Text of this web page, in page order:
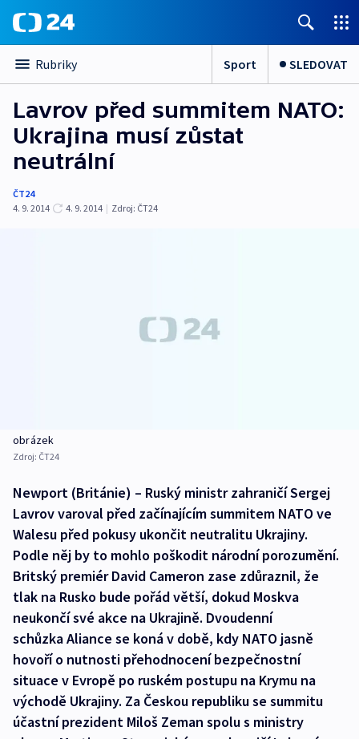
Rubriky Sport SLEDOVAT
Lavrov před summitem NATO:
Ukrajina musí zůstat
neutrální
ČT24
4. 9. 2014
4. 9. 2014 | Zdroj: ČT24
obrázek
Zdroj: ČT24
Newport (Británie) – Ruský ministr zahraničí Sergej
Lavrov varoval před začínajícím summitem NATO ve
Walesu před pokusy ukončit neutralitu Ukrajiny.
Podle něj by to mohlo poškodit národní porozumění.
Britský premiér David Cameron zase zdůraznil, že
tlak na Rusko bude pořád větší, dokud Moskva
neukončí své akce na Ukrajině. Dvoudenní
schůzka Aliance se koná v době, kdy NATO jasně
hovoří o nutnosti přehodnocení bezpečnostní
situace v Evropě po ruském postupu na Krymu na
východě Ukrajiny. Za Českou republiku se summitu
účastní prezident Miloš Zeman spolu s ministry